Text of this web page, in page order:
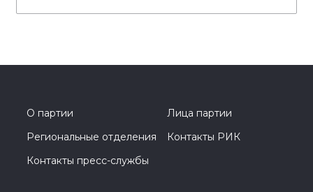
О партии
Лица партии
Региональные отделения
Контакты РИК
Контакты пресс-службы